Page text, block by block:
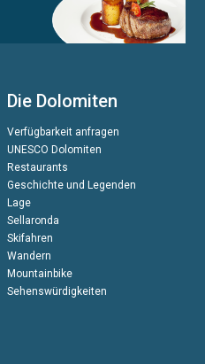
Die Dolomiten
Verfügbarkeit anfragen
UNESCO Dolomiten
Restaurants
Geschichte und Legenden
Lage
Sellaronda
Skifahren
Wandern
Mountainbike
Sehenswürdigkeiten